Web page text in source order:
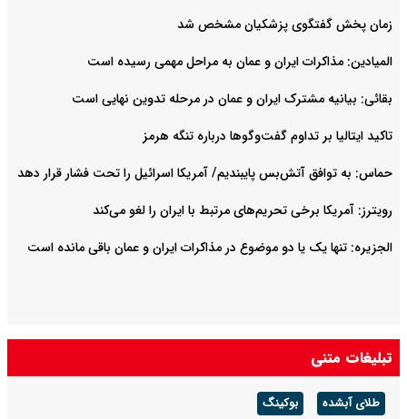
زمان پخش گفتگوی پزشکیان مشخص شد
المیادین: مذاکرات ایران و عمان به مراحل مهمی رسیده است
بقائی: بیانیه مشترک ایران و عمان در مرحله تدوین نهایی است
تاکید ایتالیا بر تداوم گفت‌وگوها درباره تنگه هرمز
حماس: به توافق آتش‌بس پایبندیم/ آمریکا اسرائیل را تحت فشار قرار دهد
رویترز: آمریکا برخی تحریم‌های مرتبط با ایران را لغو می‌کند
الجزیره: تنها یک یا دو موضوع در مذاکرات ایران و عمان باقی مانده است
تبلیغات متنی
طلای آبشده بوکینگ